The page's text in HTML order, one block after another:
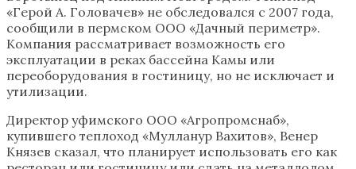
«Герой А. Головачев» не обследовался с 2007 года,
сообщили в пермском ООО «Дачный периметр».
Компания рассматривает возможность его
эксплуатации в реках бассейна Камы или
переоборудования в гостиницу, но не исключает и
утилизации.
Директор уфимского ООО «Агропромснаб»,
купившего теплоход «Мулланур Вахитов», Венер
Князев сказал, что планирует использовать его как